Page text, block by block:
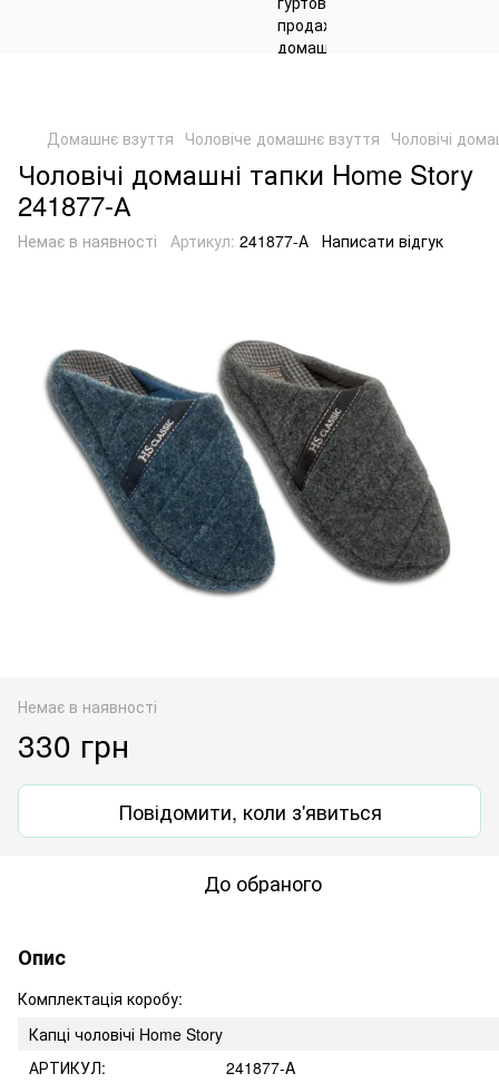
Домашнє взуття Чоловіче домашнє взуття Чоловічі
Чоловічі домашні тапки Home Story
241877-А
Немає в наявності Артикул: 241877-А Написати відгук
Немає в наявності
330 грн
Повідомити, коли з'явиться
До обраного
Опис
Комплектація коробу:
Капці чоловічі Home Story
АРТИКУЛ:
241877-A